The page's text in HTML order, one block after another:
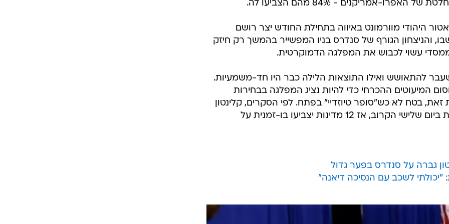
אמריקנים - 84% מהם הצביעו לה.
היהודי מוורמונט באיווה בתחילת החודש יצר רושם
והניצחון הגורף של סנדרס בניו המפשייר בהמשך רק חיזק
עשוי לכבוש את המפלגה הדמוקרטית.
להתאושש ואילו התוצאות הלילה כבר היו חד-משמעיות.
המיעוטים ההכרחי כדי להיות נציג המפלגה בבחירות
זאת, בטח לא כש"סופר טיוזדיי" בפתח. לפי הסקרים, קלינטון
צפויה לגבור על סנדרס ברוב המדינות ביום שלישי הקרוב, אז 12 מדינות יצביעו בו-זמנית על
גברה על סנדרס בפער גדול
לשכב עם הנסיכה דיאנה"